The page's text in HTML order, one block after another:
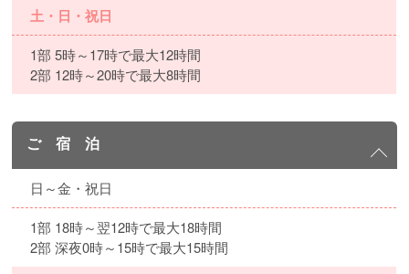
土・日・祝日
1部 5時～17時で最大12時間
2部 12時～20時で最大8時間
ご 宿 泊
日～金・祝日
1部 18時～翌12時で最大18時間
2部 深夜0時～15時で最大15時間